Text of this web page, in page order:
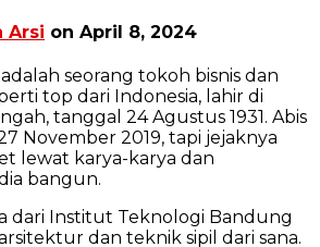
Arsi on April 8, 2024
seorang tokoh bisnis dan
top dari Indonesia, lahir di
tanggal 24 Agustus 1931. Abis
November 2019, tapi jejaknya
lewat karya-karya dan
bangun.
dari Institut Teknologi Bandung
dan teknik sipil dari sana.